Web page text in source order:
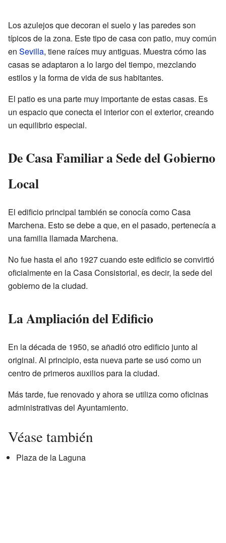
Los azulejos que decoran el suelo y las paredes son
típicos de la zona. Este tipo de casa con patio, muy común
en Sevilla, tiene raíces muy antiguas. Muestra cómo las
casas se adaptaron a lo largo del tiempo, mezclando
estilos y la forma de vida de sus habitantes.
El patio es una parte muy importante de estas casas. Es
un espacio que conecta el interior con el exterior, creando
un equilibrio especial.
De Casa Familiar a Sede del Gobierno
Local
El edificio principal también se conocía como Casa
Marchena. Esto se debe a que, en el pasado, pertenecía a
una familia llamada Marchena.
No fue hasta el año 1927 cuando este edificio se convirtió
oficialmente en la Casa Consistorial, es decir, la sede del
gobierno de la ciudad.
La Ampliación del Edificio
En la década de 1950, se añadió otro edificio junto al
original. Al principio, esta nueva parte se usó como un
centro de primeros auxilios para la ciudad.
Más tarde, fue renovado y ahora se utiliza como oficinas
administrativas del Ayuntamiento.
Véase también
Plaza de la Laguna